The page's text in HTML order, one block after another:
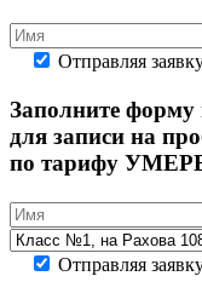
Отправляя
Заполните форму
для записи на
по тарифу
Отправляя